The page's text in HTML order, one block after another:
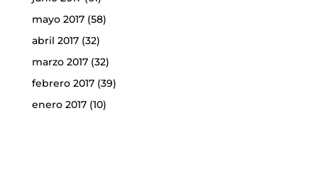
mayo 2017(58)
abril 2017(32)
marzo 2017(32)
febrero 2017(39)
enero 2017(10)